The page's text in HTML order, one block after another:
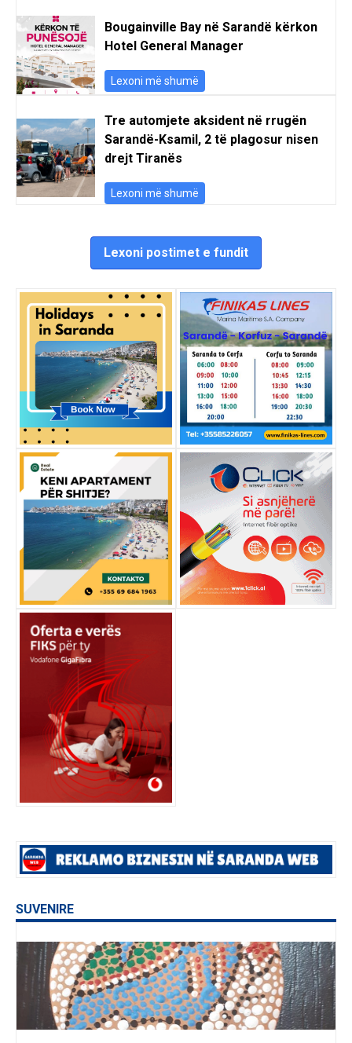
Bougainville Bay në Sarandë kërkon
Hotel General Manager
Lexoni më shumë
Tre automjete aksident në rrugën
Sarandë-Ksamil, 2 të plagosur nisen
drejt Tiranës
Lexoni më shumë
Lexoni postimet e fundit
SUVENIRE